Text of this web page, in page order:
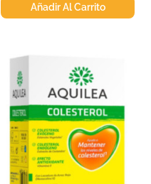
Añadir Al Carrito